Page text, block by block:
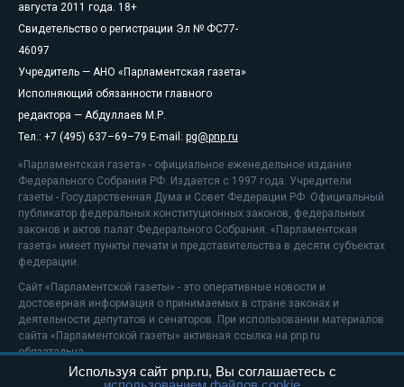
августа 2011 года. 18+
Свидетельство о регистрации Эл № ФС77-
46097
Учредитель — АНО «Парламентская газета»
Исполняющий обязанности главного
редактора — Абдуллаев М.Р.
Тел.: +7 (495) 637–69–79 E-mail: pg@pnp.ru
«Парламентская газета» - официальное еженедельное издание
Федерального Собрания РФ. Издается с 1997 года. Учредители
газеты - Государственная Дума и Совет Федерации РФ. Официальный
публикатор федеральных конституционных законов, федеральных
законов и актов палат Федерального Собрания. «Парламентская
газета» имеет пункты печати и представительства в десяти субъектах
федерации.
Сайт «Парламентской газеты» - это оперативные новости и
достоверная информация о принимаемых в стране законах и
деятельности депутатов и сенаторов. При использовании материалов
сайта «Парламентской газеты» активная ссылка на pnp.ru
обязательна.
На информационном ресурсе применяютсярекомендательные
Используя сайт pnp.ru, Вы соглашаетесь с